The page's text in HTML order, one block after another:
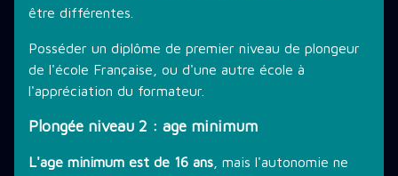
CONTACT
être différentes.
Posséder un diplôme de premier niveau de plongeur
de l'école Française, ou d'une autre école à
l'appréciation du formateur.
Plongée niveau 2 : age minimum
L'age minimum est de 16 ans , mais l'autonomie ne